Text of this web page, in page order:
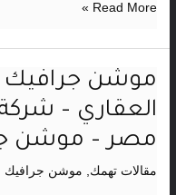
Read More »
موشن جرافيك
العقاري –
مصر – موشن
مقالات تهمك موشن جرافيك
موشن
جرافيك
بناء
للاستثمار